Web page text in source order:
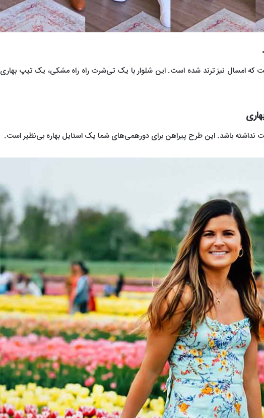
که امسال نیز ترند شده است. این شلوار با یک تی‌شرت راه راه مشکی، یک تیپ بهاری
باشد. این طرح پیراهن برای دورهمی‌های شما یک استایل بهاره بی‌نظیر است.